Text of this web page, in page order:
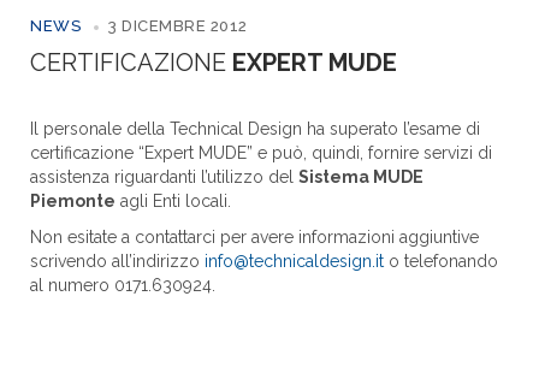
NEWS 3 DICEMBRE 2012
CERTIFICAZIONE EXPERT MUDE
Il personale della Technical Design ha superato l’esame di
certificazione “Expert MUDE” e può, quindi, fornire servizi di
assistenza riguardanti l’utilizzo del Sistema MUDE
Piemonte agli Enti locali.
Non esitate a contattarci per avere informazioni aggiuntive
scrivendo all’indirizzo info@technicaldesign.it o telefonando
al numero 0171.630924.